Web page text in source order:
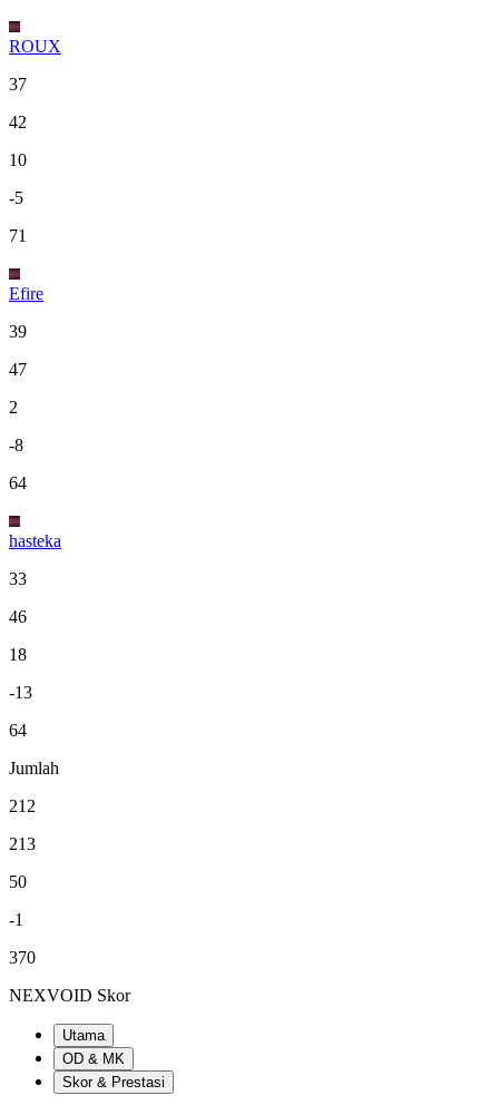
ROUX
37
42
10
-5
71
Efire
39
47
2
-8
64
hasteka
33
46
18
-13
64
Jumlah
212
213
50
-1
370
NEXVOID Skor
Utama
OD & MK
Skor & Prestasi